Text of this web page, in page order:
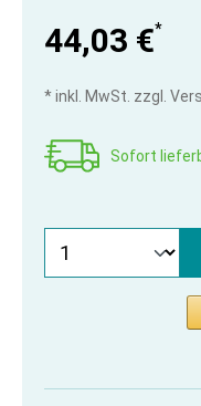
44,03 €*
* inkl. MwSt. zzgl.
Sofort